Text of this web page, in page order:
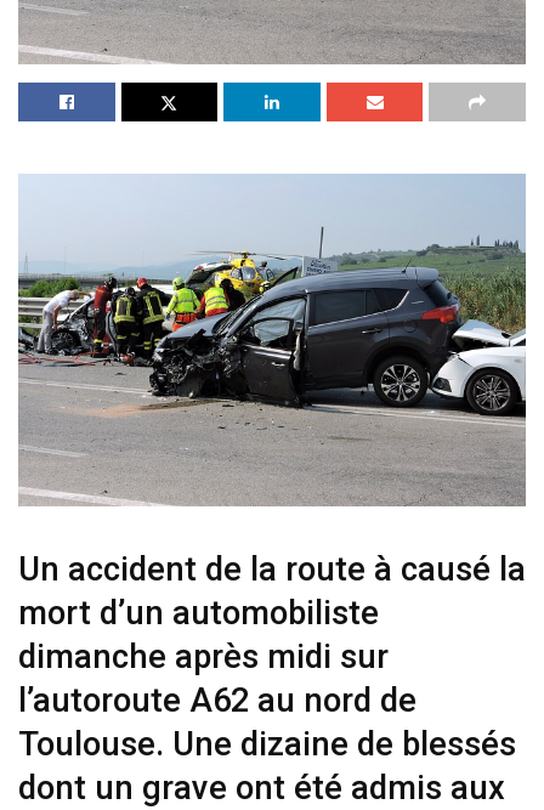
Un accident de la route à causé la
mort d’un automobiliste
dimanche après midi sur
l’autoroute A62 au nord de
Toulouse. Une dizaine de blessés
dont un grave ont été admis aux